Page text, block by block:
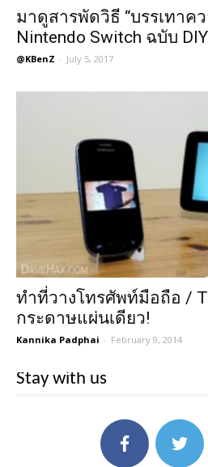
มาดูสารพัดวิธี “บรรเทาค
Nintendo Switch ฉบับ
@KBenZ - July 5, 2017
ทำที่วางโทรศัพท์มือถือ /
กระดาษแผ่นเดียว!
Kannika Padphai - February 9, 2014
Stay with us